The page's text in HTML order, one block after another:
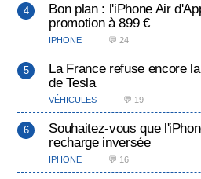
Bon plan : l'iPhone Air
promotion à 899 €
IPHONE 💬 24
La France refuse encore
de Tesla
VÉHICULES 💬 19
Souhaitez-vous que
recharge inversée
IPHONE 💬 16